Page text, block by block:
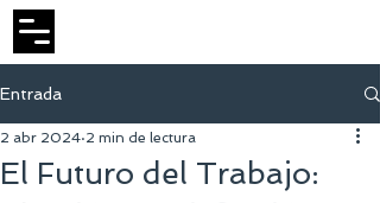
Entrada
El Futuro del Trabajo:
2 abr 2024 2 min de lectura